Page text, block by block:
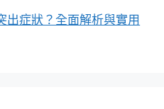
出症狀？全面解析與實用